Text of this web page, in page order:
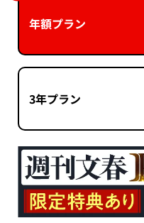
年額プラン
3年プラン